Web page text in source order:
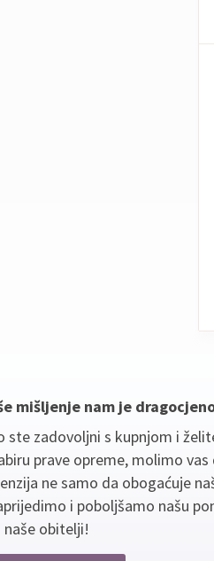
mišljenje nam je
ste zadovoljni s kupnjom i
prave opreme, molimo
ne samo da obogaćuje
i poboljšamo našu
naše obitelji!